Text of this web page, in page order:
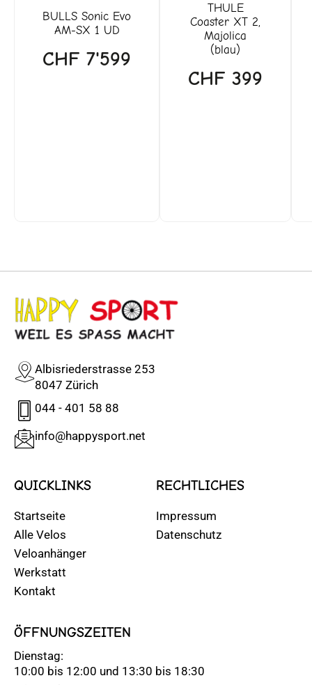
BULLS Sonic Evo
AM-SX 1 UD
CHF 7'599
THULE
Coaster XT 2,
Majolica
(blau)
CHF 399
Albisriederstrasse 253
8047 Zürich
044 - 401 58 88
info@happysport.net
QUICKLINKS
Startseite
Alle Velos
Veloanhänger
Werkstatt
Kontakt
RECHTLICHES
Impressum
Datenschutz
ÖFFNUNGSZEITEN
Dienstag:
10:00 bis 12:00 und 13:30 bis 18:30